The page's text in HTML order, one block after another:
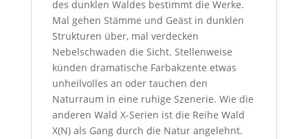
des dunklen Waldes bestimmt die Werke.
Mal gehen Stämme und Geäst in dunklen
Strukturen über, mal verdecken
Nebelschwaden die Sicht. Stellenweise
künden dramatische Farbakzente etwas
unheilvolles an oder tauchen den
Naturraum in eine ruhige Szenerie. Wie die
anderen Wald X-Serien ist die Reihe Wald
X(N) als Gang durch die Natur angelehnt.